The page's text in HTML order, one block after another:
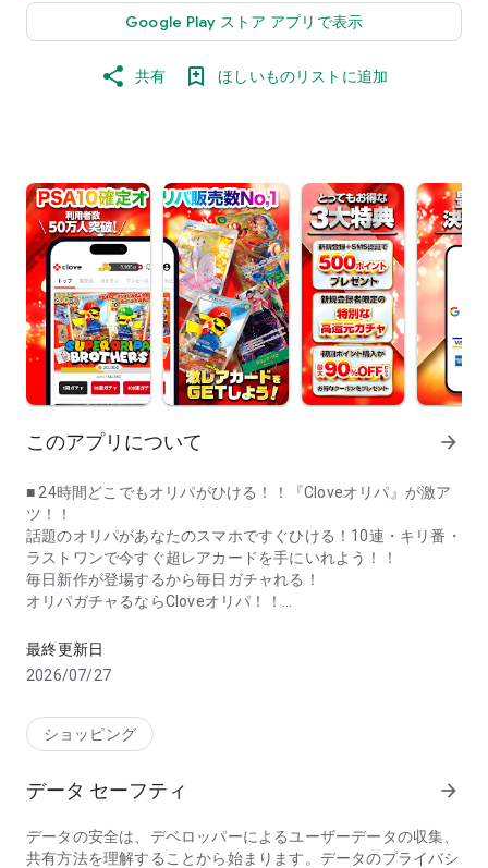
Google Play ストア アプリで表示
共有 ほしいものリストに追加
このアプリについて arrow_forward
■ 24時間どこでもオリパがひける！！『Cloveオリパ』が激ア
ツ！！
話題のオリパがあなたのスマホですぐひける！10連・キリ番・
ラストワンで今すぐ超レアカードを手にいれよう！！
毎日新作が登場するから毎日ガチャれる！
オリパガチャるならCloveオリパ！！
■ 『トレーディングカード専門通販』がリリース！！
15時までの注文で即日発送！さらに一定金額以上のご購入で送
■ トレーディングカードの取扱ブランド
ンカードゲーム・PCG・Pokemon Card) / ONE PIECEカードゲ
取り扱いブランドは順次拡大中！
最終更新日
2026/07/27
ショッピング
データ セーフティ arrow_forward
データの安全は、デベロッパーによるユーザーデータの収集、
共有方法を理解することから始まります。データのプライバシ